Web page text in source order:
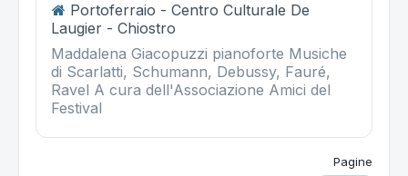
Portoferraio - Centro Culturale De
Laugier - Chiostro
Maddalena Giacopuzzi pianoforte Musiche
di Scarlatti, Schumann, Debussy, Fauré,
Ravel A cura dell'Associazione Amici del
Festival
Pagine